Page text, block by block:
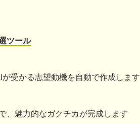
ツール
受かる志望動機を自動で作成します
、魅力的なガクチカが完成します